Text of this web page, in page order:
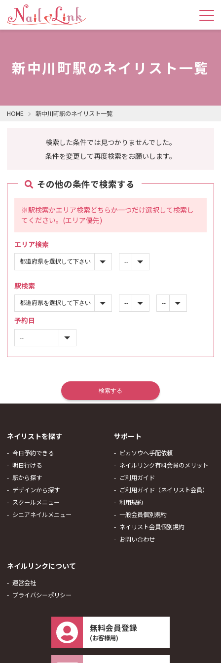
新中川町駅のネイリスト一覧
HOME 新中川町駅のネイリスト一覧
検索した条件では見つかりませんでした。
条件を変更して再度検索をお願いします。
その他の条件で検索する
※駅検索かエリア検索どちらか一つだけ選択して検索し
てください。(エリア優先)
エリア検索
駅検索
予約日
ネイリストを探す
今日予約できる
明日行ける
駅から探す
デザインから探す
スクールメニュー
シニアネイルメニュー
サポート
ピカソウへ手配依頼
ネイルリンク有料会員のメリット
ご利用ガイド
ご利用ガイド（ネイリスト会員）
利用規約
一般会員個別規約
ネイリスト会員個別規約
お問い合わせ
ネイルリンクについて
運営会社
プライバシーポリシー
無料会員登録
(お客様用)